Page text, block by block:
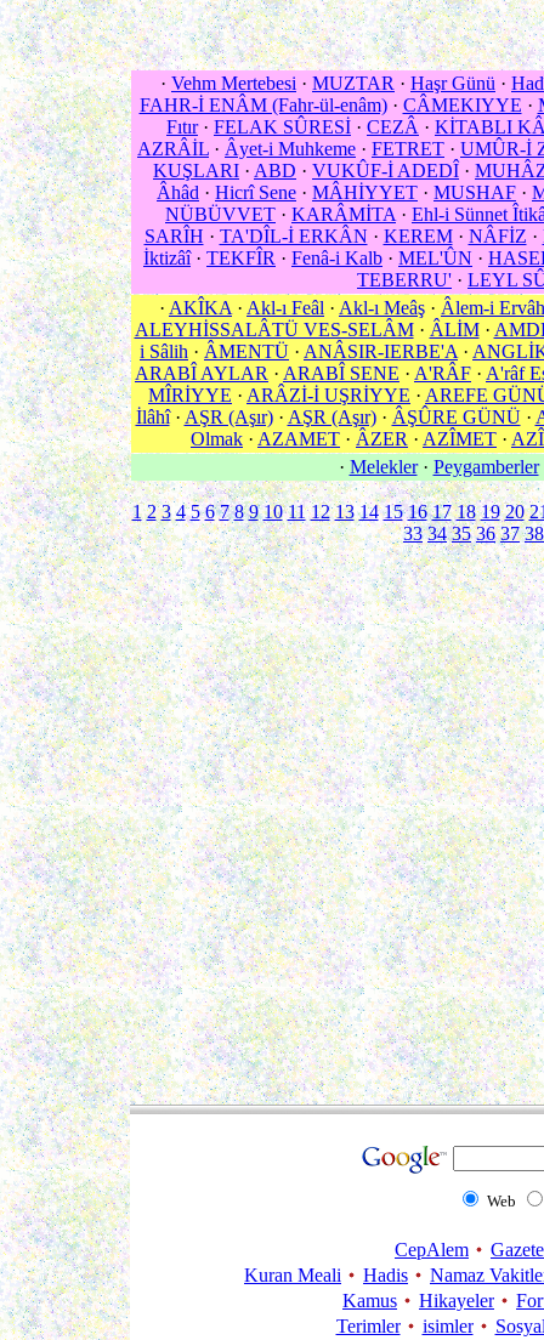
· Vehm Mertebesi · MUZTAR · Haşr Günü ·
FAHR-İ ENÂM (Fahr-ül-enâm)· CÂMEKIYYE ·
Fıtır· FELAK SÛRESİ · CEZÂ · KİTABLI
AZRÂİL · Âyet-i Muhkeme · FETRET · UMÛR-İ
KUŞLARI · ABD · VUKÛF-İ ADEDÎ ·
Âhâd · Hicrî Sene · MÂHİYYET · MUSHAF ·
NÜBÜVVET · KARÂMİTA · Ehl-i Sünnet
SARÎH · TA'DÎL-İ ERKÂN · KEREM· NÂFİZ ·
İktizâî· TEKFÎR · Fenâ-i Kalb · MEL'ÛN ·
TEBERRU' · LEYL
· AKÎKA · Akl-ı Feâl · Akl-ı Meâş · Âlem-i Ervâh
ALEYHİSSALÂTÜ VES-SELÂM· ÂLİM·
i Sâlih · ÂMENTÜ · ANÂSIR-IERBE'A ·
ARABÎ AYLAR · ARABÎ SENE · A'RÂF · A'râf
MÎRİYYE · ARÂZİ-İ UŞRİYYE · AREFE
İlâhî· AŞR (Aşır)· AŞR (Aşır)· ÂŞÛRE GÜNÜ·
Olmak · AZAMET · ÂZER · AZÎMET ·
· Melekler· Peygamberler
1 2 3 4 5 6 7 8 9 10 11 12 13 14 15 16 17 18 19 20
33 34 35 36 37 38
Web
CepAlem
Kuran Meali
Hadis
Namaz
Kamus
Hikayeler
Terimler
isimler